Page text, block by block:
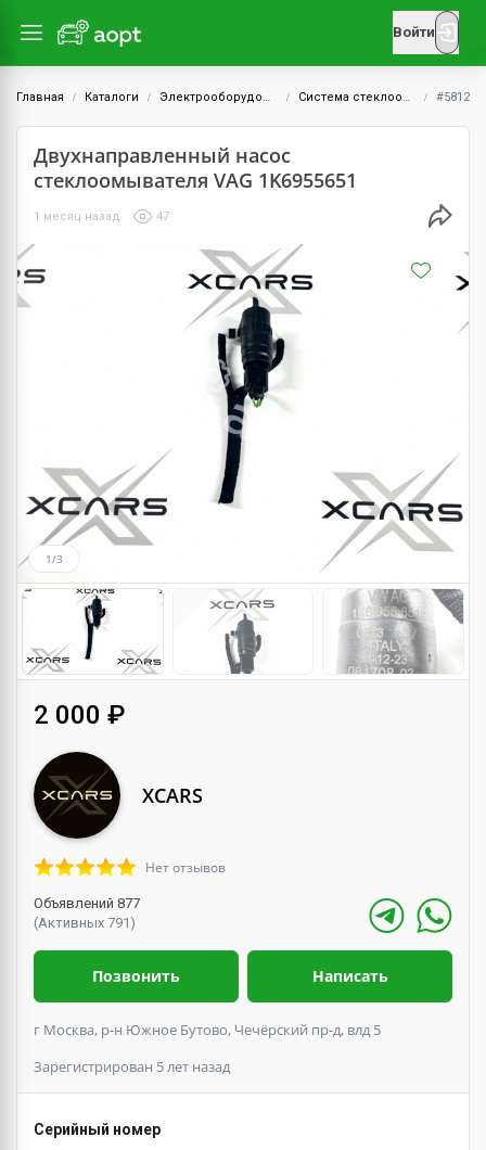
Войти
Главная Каталоги Электрооборудование Система стеклоочистителей #5812
Двухнаправленный насос
стеклоомывателя VAG 1K6955651
1 месяц назад 47
1/3
2 000 ₽
XCARS
Нет отзывов
Объявлений 877
(Активных 791)
Позвонить Написать
г Москва, р-н Южное Бутово, Чечёрский пр-д, влд 5
Зарегистрирован 5 лет назад
Серийный номер